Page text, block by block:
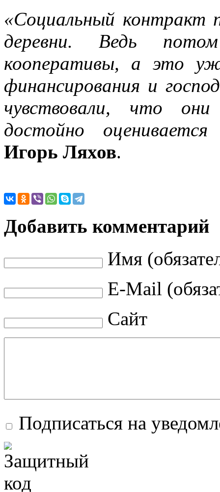
«Социальный контракт
деревни. Ведь
кооперативы, а это
финансирования и
чувствовали, что
достойно
Игорь Ляхов.
Добавить комментарий
Имя
E-Mail
Сайт
Подписаться на